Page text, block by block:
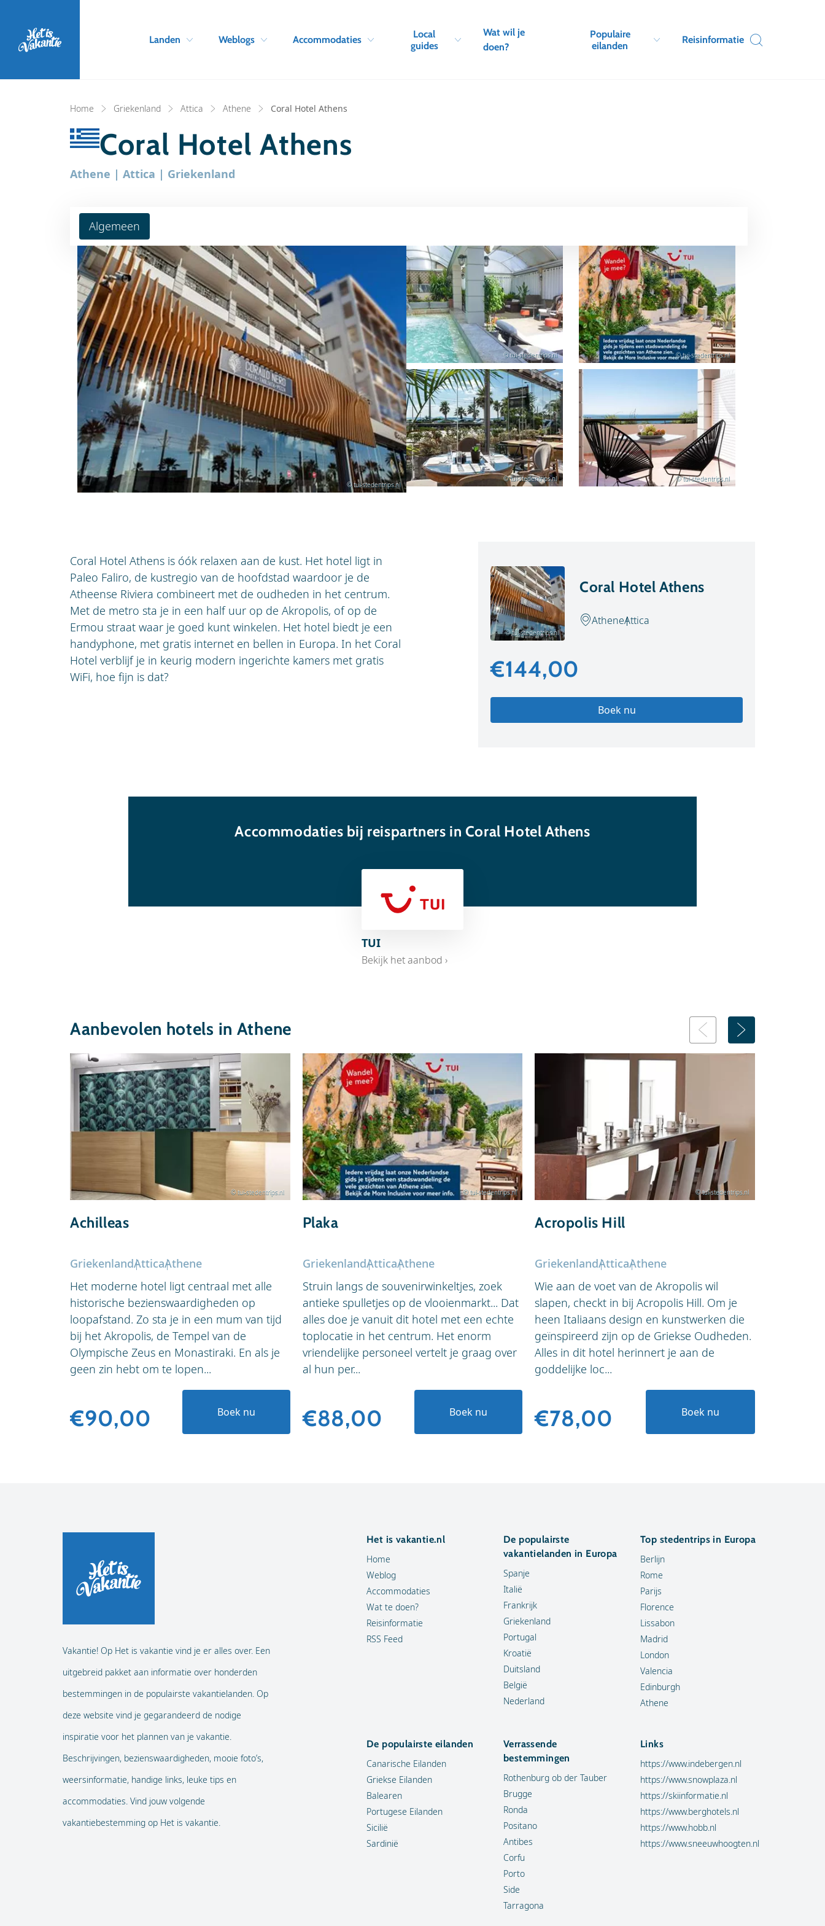
Landen Weblogs Accommodaties
Local
guides
Wat wil je
doen?
Populaire
eilanden
Reisinformatie
Home Griekenland Attica Athene Coral Hotel Athens
Coral Hotel Athens
Athene | Attica | Griekenland
Algemeen
© tui-stedentrips.nl
© tui-stedentrips.nl © tui-stedentrips.nl
© tui-stedentrips.nl © tui-stedentrips.nl
Coral Hotel Athens is óók relaxen aan de kust. Het hotel ligt in
Paleo Faliro, de kustregio van de hoofdstad waardoor je de
Atheense Riviera combineert met de oudheden in het centrum.
Met de metro sta je in een half uur op de Akropolis, of op de
Ermou straat waar je goed kunt winkelen. Het hotel biedt je een
handyphone, met gratis internet en bellen in Europa. In het Coral
Hotel verblijf je in keurig modern ingerichte kamers met gratis
WiFi, hoe fijn is dat?
© tui-stedentrips.nl
Coral Hotel Athens
AtheneAttica
€144,00
Boek nu
Accommodaties bij reispartners in Coral Hotel Athens
TUI
Bekijk het aanbod ›
Aanbevolen hotels in Athene
© tui-stedentrips.nl
Achilleas
GriekenlandAtticaAthene
Het moderne hotel ligt centraal met alle
historische bezienswaardigheden op
loopafstand. Zo sta je in een mum van tijd
bij het Akropolis, de Tempel van de
Olympische Zeus en Monastiraki. En als je
geen zin hebt om te lopen...
€90,00 Boek nu
© tui-stedentrips.nl
Plaka
GriekenlandAtticaAthene
Struin langs de souvenirwinkeltjes, zoek
antieke spulletjes op de vlooienmarkt... Dat
alles doe je vanuit dit hotel met een echte
toplocatie in het centrum. Het enorm
vriendelijke personeel vertelt je graag over
al hun per...
€88,00 Boek nu
© tui-stedentrips.nl
Acropolis Hill
GriekenlandAtticaAthene
Wie aan de voet van de Akropolis wil
slapen, checkt in bij Acropolis Hill. Om je
heen Italiaans design en kunstwerken die
geïnspireerd zijn op de Griekse Oudheden.
Alles in dit hotel herinnert je aan de
goddelijke loc...
€78,00 Boek nu
Vakantie! Op Het is vakantie vind je er alles over. Een
uitgebreid pakket aan informatie over honderden
bestemmingen in de populairste vakantielanden. Op
deze website vind je gegarandeerd de nodige
inspiratie voor het plannen van je vakantie.
Beschrijvingen, bezienswaardigheden, mooie foto’s,
weersinformatie, handige links, leuke tips en
accommodaties. Vind jouw volgende
vakantiebestemming op Het is vakantie.
Het is vakantie.nl
Home
Weblog
Accommodaties
Wat te doen?
Reisinformatie
RSS Feed
De populairste
vakantielanden in Europa
Spanje
Italië
Frankrijk
Griekenland
Portugal
Kroatië
Duitsland
België
Nederland
Top stedentrips in Europa
Berlijn
Rome
Parijs
Florence
Lissabon
Madrid
London
Valencia
Edinburgh
Athene
De populairste eilanden
Canarische Eilanden
Griekse Eilanden
Balearen
Portugese Eilanden
Sicilië
Sardinië
Verrassende
bestemmingen
Rothenburg ob der Tauber
Brugge
Ronda
Positano
Antibes
Corfu
Porto
Side
Tarragona
Links
https://www.indebergen.nl
https://www.snowplaza.nl
https://skiinformatie.nl
https://www.berghotels.nl
https://www.hobb.nl
https://www.sneeuwhoogten.nl